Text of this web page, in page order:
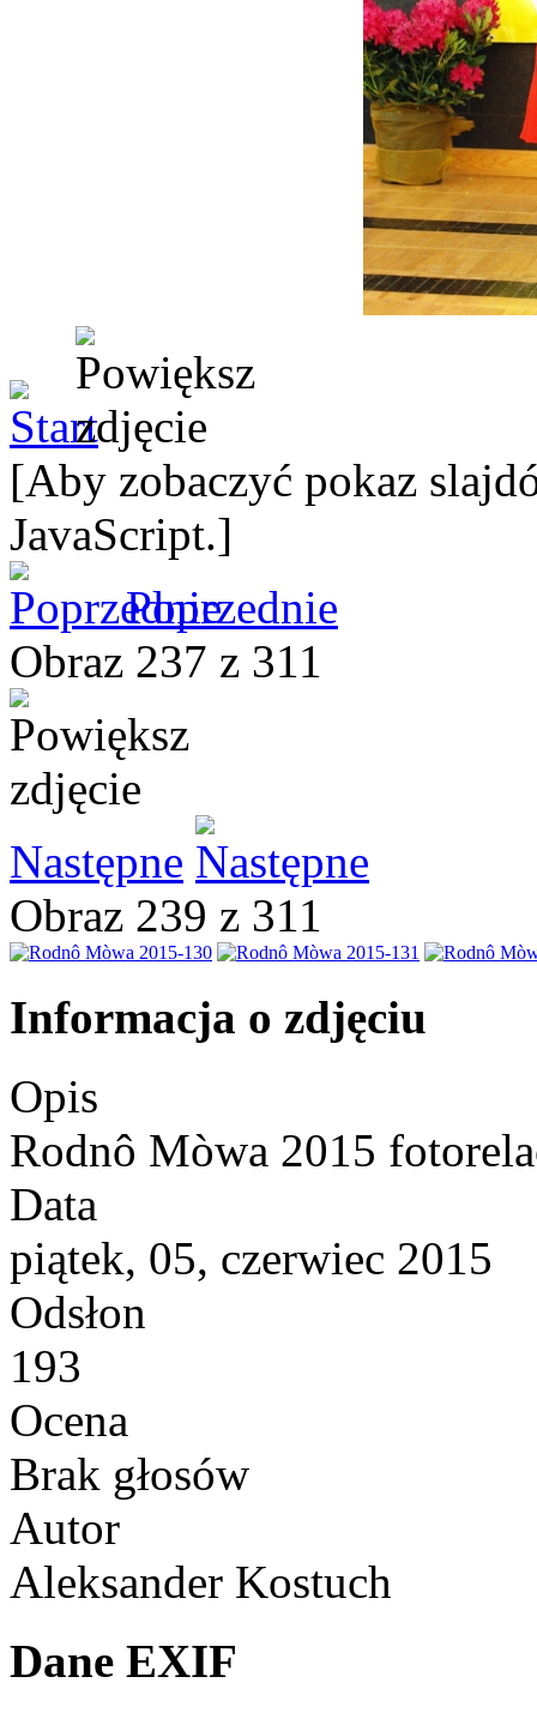
[Aby zobaczyć pokaz
JavaScript.]
Poprzednie
Obraz 237 z 311
Następne
Obraz 239 z 311
Informacja o zdjęciu
Opis
Rodnô Mòwa 2015
Data
piątek, 05, czerwiec 2015
Odsłon
193
Ocena
Brak głosów
Autor
Aleksander Kostuch
Dane EXIF